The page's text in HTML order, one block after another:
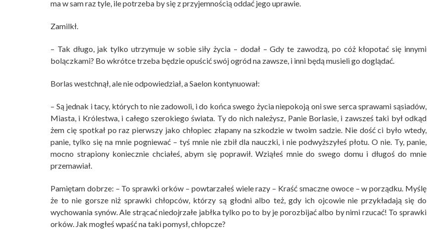
ma w sam raz tyle, ile potrzeba by się z przyjemnością oddać jego uprawie.
Zamilkł.
– Tak długo, jak tylko utrzymuje w sobie siły życia – dodał – Gdy te zawodzą, po cóż kłopotać się innymi
bolączkami? Bo wkrótce trzeba będzie opuścić swój ogród na zawsze, i inni będą musieli go doglądać.
Borlas westchnął, ale nie odpowiedział, a Saelon kontynuował:
– Są jednak i tacy, których to nie zadowoli, i do końca swego życia niepokoją oni swe serca sprawami sąsiadów,
Miasta, i Królestwa, i całego szerokiego świata. Ty do nich należysz, Panie Borlasie, i zawsześ taki był odkąd
żem cię spotkał po raz pierwszy jako chłopiec złapany na szkodzie w twoim sadzie. Nie dość ci było wtedy,
panie, tylko się na mnie pogniewać – tyś mnie nie zbił dla nauczki, i nie podwyższyłeś płotu. O nie. Ty, panie,
mocno strapiony koniecznie chciałeś, abym się poprawił. Wziąłeś mnie do swego domu i długoś do mnie
przemawiał.
Pamiętam dobrze: – To sprawki orków – powtarzałeś wiele razy – Kraść smaczne owoce – w porządku. Myślę
że to nie gorsze niż sprawki chłopców, którzy są głodni albo też, gdy ich ojcowie nie przykładają się do
wychowania synów. Ale strącać niedojrzałe jabłka tylko po to by je porozbijać albo by nimi rzucać! To sprawki
orków. Jak mogłeś wpaść na taki pomysł, chłopcze?